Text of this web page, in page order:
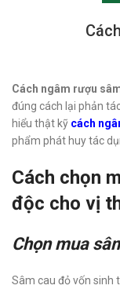
Cách ngâm rượu
đúng cách lại phản
hiểu thật kỹ cách
phẩm phát huy tác
Cách chọn
độc cho vị
Chọn mua
Sâm cau đỏ vốn sinh